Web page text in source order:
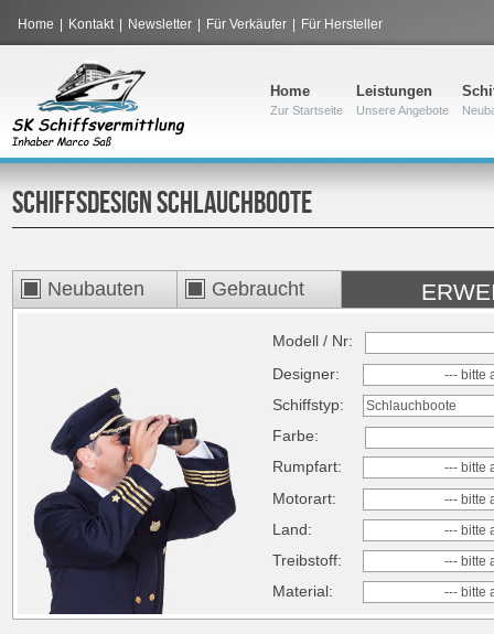
Home Kontakt Newsletter Für Verkäufer Für Hersteller
Home
Zur Startseite
Leistungen
Unsere Angebote
SCHIFFSDESIGNSCHLAUCHBOOTE
Neubauten Gebraucht
Modell / Nr:
Designer:
--- bitte
Schiffstyp: Schlauchboote
Farbe:
Rumpfart:
--- bitte
Motorart: --- bitte
Land: --- bitte
Treibstoff: --- bitte
Material: --- bitte